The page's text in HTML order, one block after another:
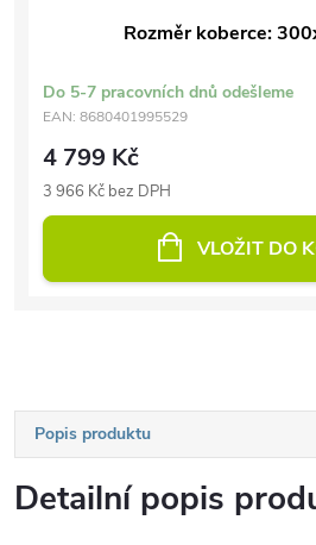
Rozměr koberce:
Do 5-7 pracovních dnů odešleme
EAN: 8680401995529
4 799 Kč
3 966 Kč bez DPH
VLOŽIT DO
Popis produktu
Detailní popis